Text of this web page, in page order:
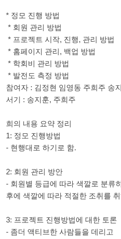
* 정모 진행 방법
* 회원 관리 방법
* 프로젝트 시작, 진행, 관리 방법
* 홈페이지 관리, 백업 방법
* 학회비 관리 방법
* 발전도 측정 방법
참여자 : 김정현 임영동 주희주 송
서기 : 송지훈, 주희주
희의 내용 요약 정리
1: 정모 진행방법
- 현행대로 하기로 함.
2: 회원 관리 방안
- 회원별 등급에 따라 색깔로 분류
후에 색깔에 따라 적절한 조취를
3: 프로젝트 진행방법에 대한 토론
- 좀더 액티브한 사람들을 데리고